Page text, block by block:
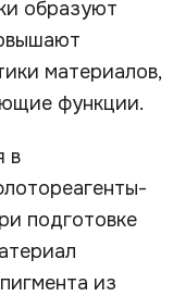
образуют
материалов,
функции.
в
подготовке
из